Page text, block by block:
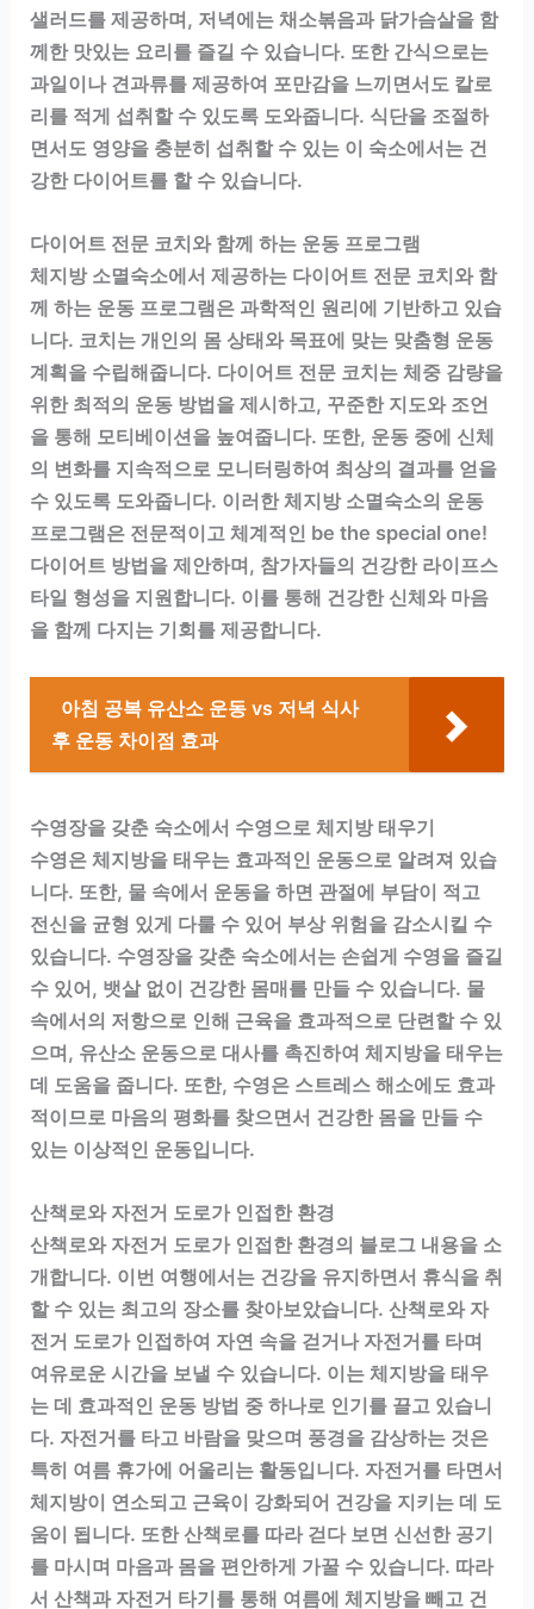
샐러드를 제공하며, 저녁에는 채소볶음과 닭가슴살을 함
께한 맛있는 요리를 즐길 수 있습니다. 또한 간식으로는
과일이나 견과류를 제공하여 포만감을 느끼면서도 칼로
리를 적게 섭취할 수 있도록 도와줍니다. 식단을 조절하
면서도 영양을 충분히 섭취할 수 있는 이 숙소에서는 건
강한 다이어트를 할 수 있습니다.
다이어트 전문 코치와 함께 하는 운동 프로그램
체지방 소멸숙소에서 제공하는 다이어트 전문 코치와 함
께 하는 운동 프로그램은 과학적인 원리에 기반하고 있습
니다. 코치는 개인의 몸 상태와 목표에 맞는 맞춤형 운동
계획을 수립해줍니다. 다이어트 전문 코치는 체중 감량을
위한 최적의 운동 방법을 제시하고, 꾸준한 지도와 조언
을 통해 모티베이션을 높여줍니다. 또한, 운동 중에 신체
의 변화를 지속적으로 모니터링하여 최상의 결과를 얻을
수 있도록 도와줍니다. 이러한 체지방 소멸숙소의 운동
프로그램은 전문적이고 체계적인 be the special one!
다이어트 방법을 제안하며, 참가자들의 건강한 라이프스
타일 형성을 지원합니다. 이를 통해 건강한 신체와 마음
을 함께 다지는 기회를 제공합니다.
아침 공복 유산소 운동 vs 저녁 식사
후 운동 차이점 효과
수영장을 갖춘 숙소에서 수영으로 체지방 태우기
수영은 체지방을 태우는 효과적인 운동으로 알려져 있습
니다. 또한, 물 속에서 운동을 하면 관절에 부담이 적고
전신을 균형 있게 다룰 수 있어 부상 위험을 감소시킬 수
있습니다. 수영장을 갖춘 숙소에서는 손쉽게 수영을 즐길
수 있어, 뱃살 없이 건강한 몸매를 만들 수 있습니다. 물
속에서의 저항으로 인해 근육을 효과적으로 단련할 수 있
으며, 유산소 운동으로 대사를 촉진하여 체지방을 태우는
데 도움을 줍니다. 또한, 수영은 스트레스 해소에도 효과
적이므로 마음의 평화를 찾으면서 건강한 몸을 만들 수
있는 이상적인 운동입니다.
산책로와 자전거 도로가 인접한 환경
산책로와 자전거 도로가 인접한 환경의 블로그 내용을 소
개합니다. 이번 여행에서는 건강을 유지하면서 휴식을 취
할 수 있는 최고의 장소를 찾아보았습니다. 산책로와 자
전거 도로가 인접하여 자연 속을 걷거나 자전거를 타며
여유로운 시간을 보낼 수 있습니다. 이는 체지방을 태우
는 데 효과적인 운동 방법 중 하나로 인기를 끌고 있습니
다. 자전거를 타고 바람을 맞으며 풍경을 감상하는 것은
특히 여름 휴가에 어울리는 활동입니다. 자전거를 타면서
체지방이 연소되고 근육이 강화되어 건강을 지키는 데 도
움이 됩니다. 또한 산책로를 따라 걷다 보면 신선한 공기
를 마시며 마음과 몸을 편안하게 가꿀 수 있습니다. 따라
서 산책과 자전거 타기를 통해 여름에 체지방을 빼고 건